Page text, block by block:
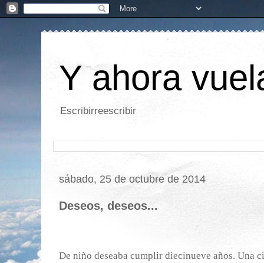
Y ahora
Escribirreescribir
sábado, 25 de octubre de 2014
Deseos, deseos...
De niño deseaba cumplir diecinueve años. Una